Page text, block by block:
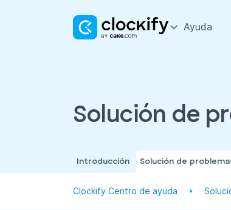
Ayuda
Solución de
Introducción Solución de
Clockify Centro de ayuda